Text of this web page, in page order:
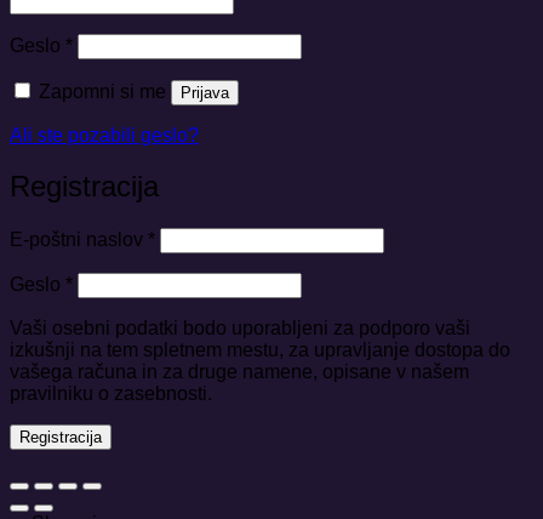
Geslo *Zahtevano
Zapomni si me Prijava
Ali ste pozabili geslo?
Registracija
E-poštni naslov *Zahtevano
Geslo *Zahtevano
Vaši osebni podatki bodo uporabljeni za podporo vaši
izkušnji na tem spletnem mestu, za upravljanje dostopa do
vašega računa in za druge namene, opisane v našem
pravilniku o zasebnosti.
Registracija